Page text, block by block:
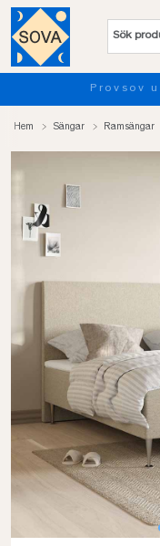
Provsov
Hem Sängar Ramsängar